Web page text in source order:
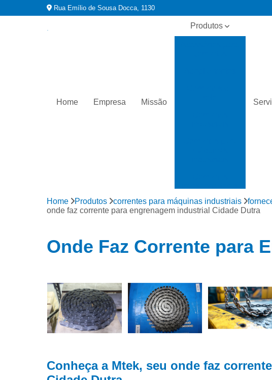
Rua Emílio de Sousa Docca, 1130
Home Empresa Missão
Produtos
Distribuidor de
correntes
Engrenagens
engrenagens
Fabricante de
correntes
Fornecedores
de correntes
de engrenagens
Home Produtos correntes para máquinas industriais
onde faz corrente para engrenagem industrial Cidade Dutra
Onde Faz Corrente para
Conheça a Mtek, seu onde faz